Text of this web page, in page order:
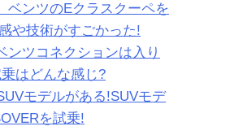
ベンツのEクラスクーペを
や技術がすごかった!
ンツコネクションは入り
はどんな感じ?
モデルがある!SUVモデ
を試乗!